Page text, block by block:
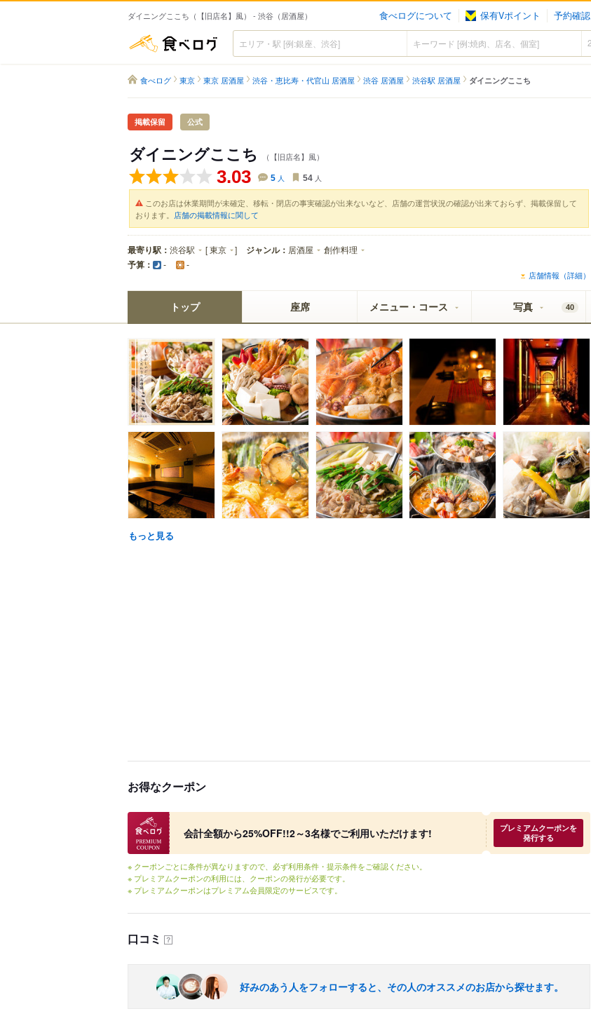
ダイニングここち（【旧店名】風） - 渋谷（居酒屋） 食べログについて 保有Vポイント 予約確認
食べログ
食べログ 東京 東京 居酒屋 渋谷・恵比寿・代官山 居酒屋 渋谷 居酒屋 渋谷駅 居酒屋 ダイニングここち
掲載保留 公式
ダイニングここち （【旧店名】風）
3.03 5 人 54 人
このお店は休業期間が未確定、移転・閉店の事実確認が出来ないなど、店舗の運営状況の確認が出来ておらず、掲載保留して
おります。 店舗の掲載情報に関して
最寄り駅： 渋谷駅 [東京 ] ジャンル： 居酒屋 創作料理
予算： - -
店舗情報（詳細）
トップ 座席 メニュー・コース 写真 40
もっと見る
お得なクーポン
食べログ プレミアムクーポン
会計全額から25%OFF!!2～3名様でご利用いただけます!
プレミアムクーポンを
発行する
※ クーポンごとに条件が異なりますので、必ず利用条件・提示条件をご確認ください。
※ プレミアムクーポンの利用には、クーポンの発行が必要です。
※ プレミアムクーポンはプレミアム会員限定のサービスです。
口コミ ？
好みのあう人をフォローすると、その人のオススメのお店から探せます。